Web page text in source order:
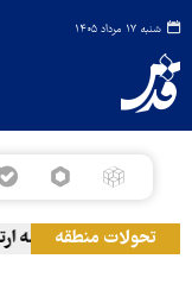
شنبه ۱۷ مرداد ۱۴۰۵
تحولات منطقه
حمله